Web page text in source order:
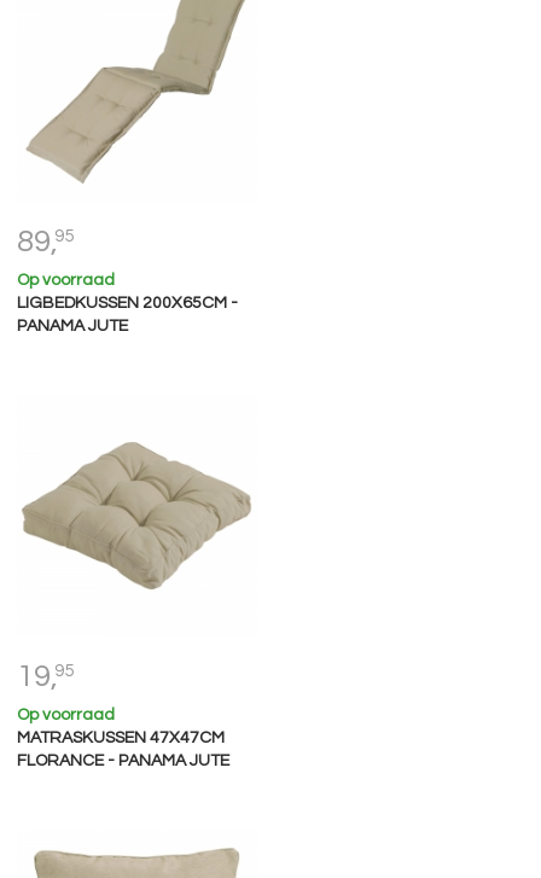
89,95
Op voorraad
LIGBEDKUSSEN 200X65CM -
PANAMA JUTE
19,95
Op voorraad
MATRASKUSSEN 47X47CM
FLORANCE - PANAMA JUTE